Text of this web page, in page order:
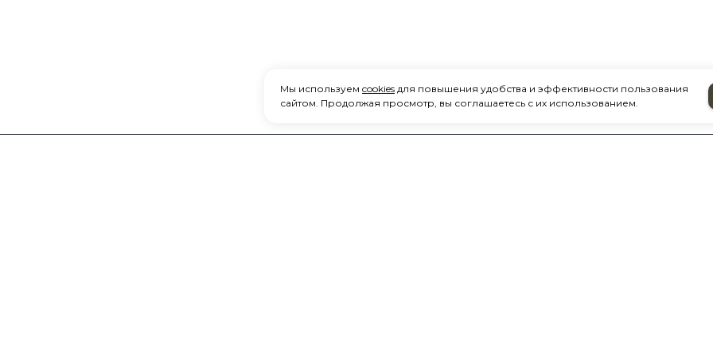
Мы используем cookies для повышения удобства и эффективности пользования
сайтом. Продолжая просмотр, вы соглашаетесь с их использованием.